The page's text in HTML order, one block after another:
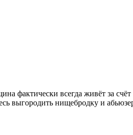
всегда живёт за счёт
выгородить нищебродку и